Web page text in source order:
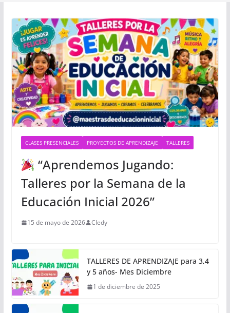
CLASES PRESENCIALES PROYECTOS DE APRENDIZAJE TALLERES
“Aprendemos Jugando:
Talleres por la Semana de la
Educación Inicial 2026”
15 de mayo de 2026 Cledy
TALLERES DE APRENDIZAJE para 3,4
y 5 años- Mes Diciembre
1 de diciembre de 2025